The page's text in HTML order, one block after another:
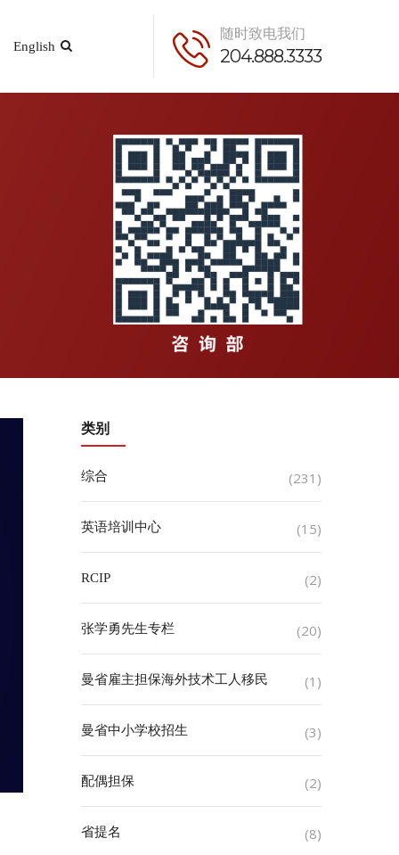
English
随时致电我们
204.888.3333
类别
综合 (231)
英语培训中心 (15)
RCIP (2)
张学勇先生专栏 (20)
曼省雇主担保海外技术工人移民 (1)
曼省中小学校招生 (3)
配偶担保 (2)
省提名 (8)